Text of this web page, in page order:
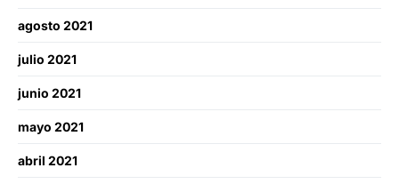
agosto 2021
julio 2021
junio 2021
mayo 2021
abril 2021